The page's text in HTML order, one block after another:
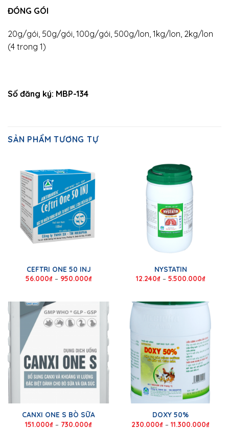
ĐÓNG GÓI
20g/gói, 50g/gói, 100g/gói, 500g/lon, 1kg/lon, 2kg/lon
(4 trong 1)
Số đăng ký: MBP-134
SẢN PHẨM TƯƠNG TỰ
CEFTRI ONE 50 INJ
56.000₫– 950.000₫
NYSTATIN
12.240₫– 5.500.000₫
CANXI ONE S BÒ SỮA
151.000₫ – 730.000₫
DOXY 50%
230.000₫ – 11.300.000₫